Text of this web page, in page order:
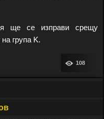
ще се изправи срещу
група K.
108